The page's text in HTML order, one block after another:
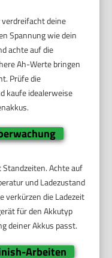
verdreifacht deine
Spannung wie dein
achte auf die
Ah-Werte bringen
Prüfe die
kaufe idealerweise
Achte auf
und Ladezustand
verkürzen die Ladezeit
für den Akkutyp
deiner Akkus passt.
Arbeiten